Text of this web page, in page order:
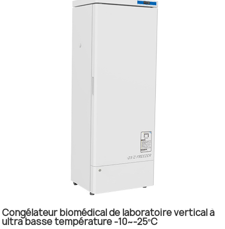
Congélateur biomédical de laboratoire vertical à
ultra basse température -10~-25ºC